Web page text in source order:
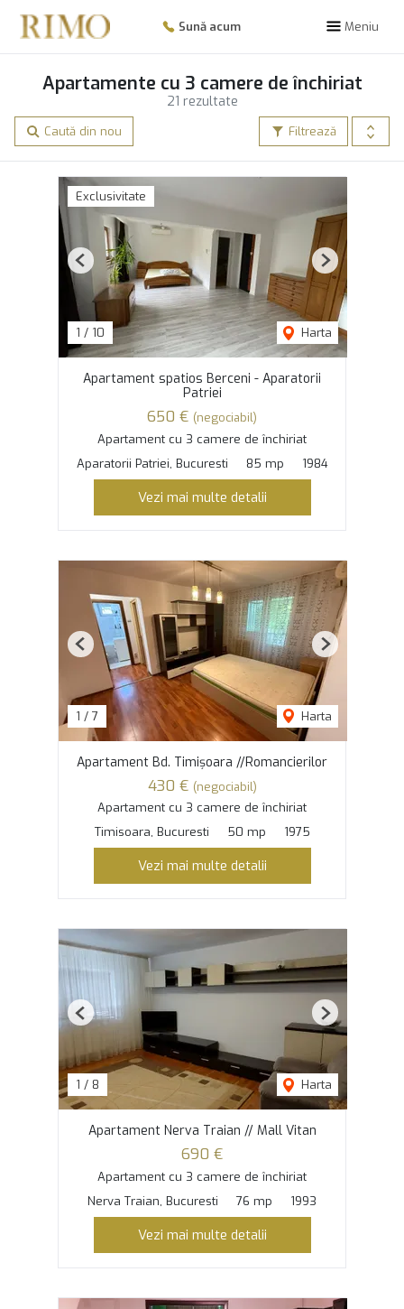
Sună acum Meniu
21 rezultate
Apartamente cu 3 camere de închiriat
Filtrează
Caută din nou
Exclusivitate
1 / 10 Harta
Previous Next
Apartament spatios Berceni - Aparatorii
Patriei
650 € (negociabil)
Apartament cu 3 camere de închiriat
Aparatorii Patriei, Bucuresti
85 mp 1984
Vezi mai multe detalii
1 / 7 Harta
Previous Next
Apartament Bd. Timișoara //Romancierilor
430 € (negociabil)
Apartament cu 3 camere de închiriat
Timisoara, Bucuresti
50 mp 1975
Vezi mai multe detalii
1 / 8 Harta
Previous Next
Apartament Nerva Traian // Mall Vitan
690 €
Apartament cu 3 camere de închiriat
Nerva Traian, Bucuresti
76 mp 1993
Vezi mai multe detalii